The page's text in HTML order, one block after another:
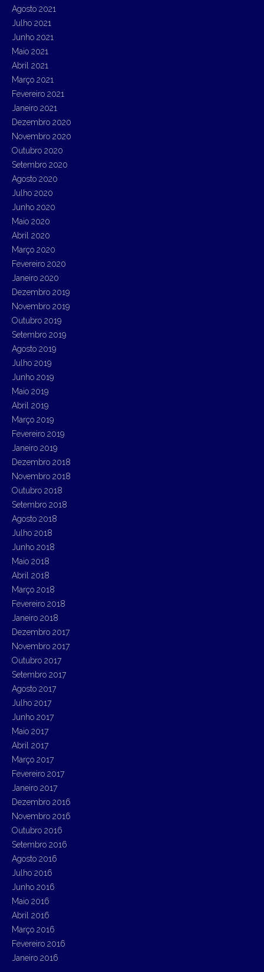
Agosto 2021
Julho 2021
Junho 2021
Maio 2021
Abril 2021
Março 2021
Fevereiro 2021
Janeiro 2021
Dezembro 2020
Novembro 2020
Outubro 2020
Setembro 2020
Agosto 2020
Julho 2020
Junho 2020
Maio 2020
Abril 2020
Março 2020
Fevereiro 2020
Janeiro 2020
Dezembro 2019
Novembro 2019
Outubro 2019
Setembro 2019
Agosto 2019
Julho 2019
Junho 2019
Maio 2019
Abril 2019
Março 2019
Fevereiro 2019
Janeiro 2019
Dezembro 2018
Novembro 2018
Outubro 2018
Setembro 2018
Agosto 2018
Julho 2018
Junho 2018
Maio 2018
Abril 2018
Março 2018
Fevereiro 2018
Janeiro 2018
Dezembro 2017
Novembro 2017
Outubro 2017
Setembro 2017
Agosto 2017
Julho 2017
Junho 2017
Maio 2017
Abril 2017
Março 2017
Fevereiro 2017
Janeiro 2017
Dezembro 2016
Novembro 2016
Outubro 2016
Setembro 2016
Agosto 2016
Julho 2016
Junho 2016
Maio 2016
Abril 2016
Março 2016
Fevereiro 2016
Janeiro 2016